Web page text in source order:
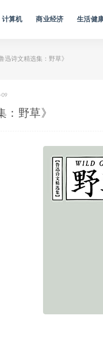
计算机 商业经济 生活健
迅诗文精选集：野草》
09
：野草》